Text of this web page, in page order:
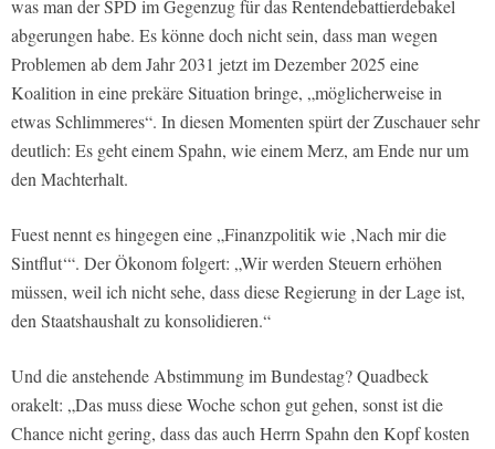
was man der SPD im Gegenzug für das Rentendebattierdebakel
abgerungen habe. Es könne doch nicht sein, dass man wegen
Problemen ab dem Jahr 2031 jetzt im Dezember 2025 eine
Koalition in eine prekäre Situation bringe, „möglicherweise in
etwas Schlimmeres“. In diesen Momenten spürt der Zuschauer sehr
deutlich: Es geht einem Spahn, wie einem Merz, am Ende nur um
den Machterhalt.
Fuest nennt es hingegen eine „Finanzpolitik wie ‚Nach mir die
Sintflut‘“. Der Ökonom folgert: „Wir werden Steuern erhöhen
müssen, weil ich nicht sehe, dass diese Regierung in der Lage ist,
den Staatshaushalt zu konsolidieren.“
Und die anstehende Abstimmung im Bundestag? Quadbeck
orakelt: „Das muss diese Woche schon gut gehen, sonst ist die
Chance nicht gering, dass das auch Herrn Spahn den Kopf kosten